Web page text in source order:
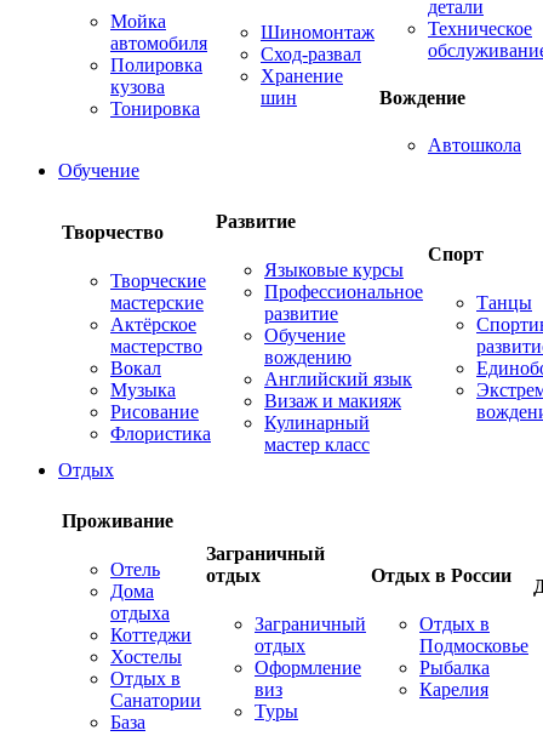
Мойка
автомобиля
Полировка
кузова
Тонировка
Шиномонтаж
Сход-развал
Хранение
шин
детали
Техническое
Вождение
Автошкола
Обучение
Творчество
Творческие
мастерские
Актёрское
мастерство
Вокал
Музыка
Рисование
Флористика
Развитие
Языковые курсы
Профессиональное
развитие
Обучение
вождению
Английский язык
Визаж и макияж
Кулинарный
мастер класс
Спорт
Танцы
Отдых
Проживание
Отель
Дома
отдыха
Коттеджи
Хостелы
Отдых в
Санатории
База
Заграничный
отдых
Заграничный
отдых
Оформление
виз
Туры
Отдых в России
Отдых в
Подмосковье
Рыбалка
Карелия